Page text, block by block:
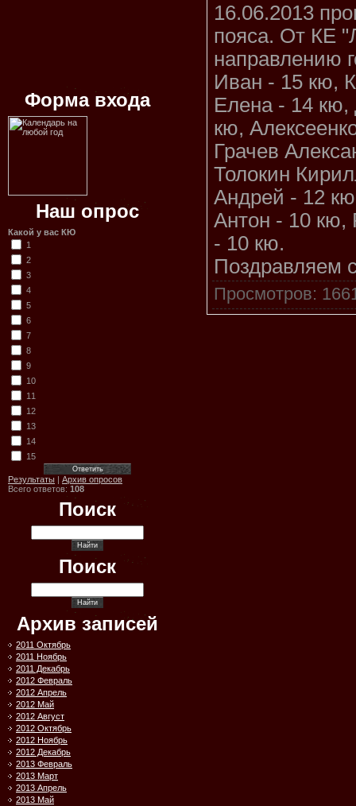
Форма входа
Наш опрос
Какой у вас КЮ
1
2
3
4
5
6
7
8
9
10
11
12
13
14
15
Результаты | Архив опросов
Всего ответов: 108
Поиск
Поиск
Архив записей
2011 Октябрь
2011 Ноябрь
2011 Декабрь
2012 Февраль
2012 Апрель
2012 Май
2012 Август
2012 Октябрь
2012 Ноябрь
2012 Декабрь
2013 Февраль
2013 Март
2013 Апрель
2013 Май
16.06.2013
пояса. От КЕ
направлению
Иван - 15 кю,
Елена - 14
кю,
Грачев
Толокин
Андрей - 12
Антон - 10 кю,
- 10 кю.
Поздравляем
Просмотров: